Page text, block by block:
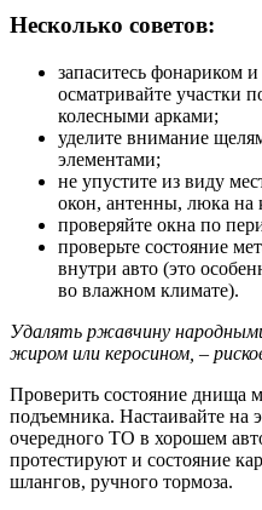
Несколько советов:
запаситесь фонариком
осматривайте участки
колесными арками;
уделите внимание
элементами;
не упустите из виду
окон, антенны, люка на
проверяйте окна по
проверьте состояние
внутри авто (это
во влажном климате).
Удалять ржавчину
жиром или керосином, –
Проверить состояние днища
подъемника. Настаивайте на
очередного ТО в хорошем
протестируют и состояние
шлангов, ручного тормоза.